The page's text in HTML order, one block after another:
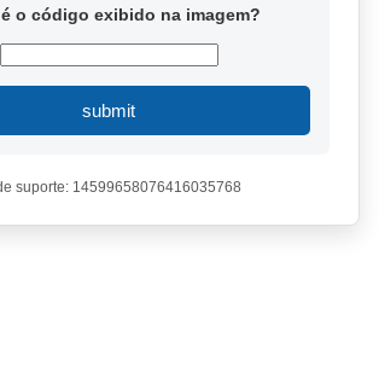
o código exibido na imagem?
submit
suporte: 14599658076416035768